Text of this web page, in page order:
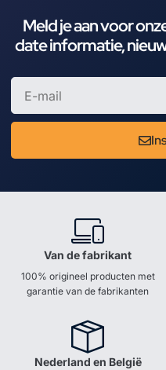
Meld je aan voor
date informatie,
Van de fabrikant
100% origineel producten met
garantie van de fabrikanten
Nederland en België